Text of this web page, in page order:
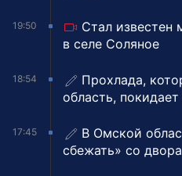
19:50
Стал известен
в селе Соляное
18:54
Прохлада,
область, покидает
17:45
В Омской
сбежать» со двора